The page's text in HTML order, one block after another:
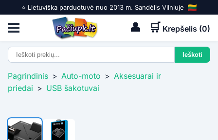
⭐️ Lietuviška parduotuvė nuo 2013 m. Sandėlis Vilniuje
👤 🛒 Krepšelis (0)
Pagrindinis > Auto-moto > Aksesuarai ir
priedai > USB šakotuvai